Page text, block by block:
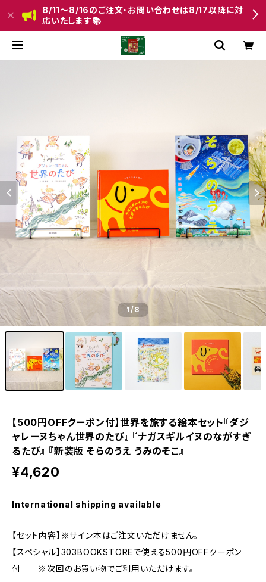
8/11〜8/16のご注文・お問い合わせは8/17以降に対
応いたします📚
1/8
【500円OFFクーポン付】世界を旅する絵本セット『ダジ
ャレーヌちゃん世界のたび』 『ナガスギルイヌのながすぎ
るたび』 『新装版 そらのうえ うみのそこ』
¥4,620
International shipping available
【セット内容】※サイン本はご注文いただけません。
【スペシャル】303BOOKSTOREで使える500円OFFクーポン
付 ※次回のお買い物でご利用いただけます。